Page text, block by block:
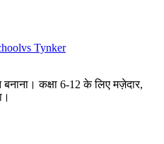
vs Tynker
कक्षा 6-12 के लिए मज़ेदार,